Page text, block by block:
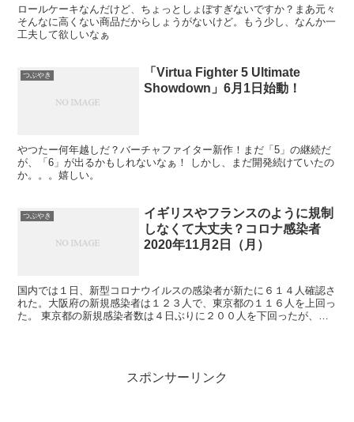
ロールケーキなんだけど、ちょっとしょぼすぎないですか？まあ元々
そんなに高くない商品だからしょうがないけど。もう少し、なんか一
工夫して欲しいなぁ
つぶやき
「Virtua Fighter 5 Ultimate
Showdown」6月1日始動！
やつたー何年越しだ？バーチャファイター新作！まだ「5」の継続だ
が、「6」が出るかもしれないなぁ！ しかし、まだ開発続けていたの
か。。。嬉しい。
つぶやき
イギリスやフランスのように規制
しなくて大丈夫？コロナ感染者
2020年11月2日（月）
国内では１日、新型コロナウイルスの感染者が新たに６１４人確認さ
れた。大阪府の新規感染者は１２３人で、東京都の１１６人を上回っ
た。 東京都の新規感染者数は４日ぶりに２００人を下回ったが、１
スポンサーリンク